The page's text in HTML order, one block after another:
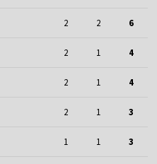
2 2 6
2 1 4
2 1 4
2 1 3
1 1 3